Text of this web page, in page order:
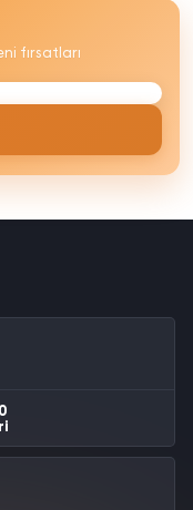
fırsatları
adresinizi yazınız...